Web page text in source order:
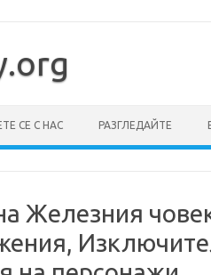
СЕ С НАС РАЗГЛЕДАЙТЕ
Железния